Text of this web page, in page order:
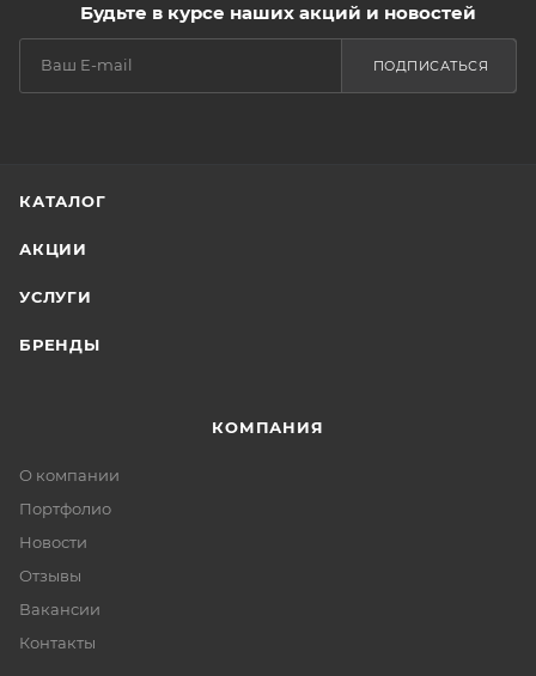
Будьте в курсе наших акций и новостей
ПОДПИСАТЬСЯ
КАТАЛОГ
АКЦИИ
УСЛУГИ
БРЕНДЫ
КОМПАНИЯ
О компании
Портфолио
Новости
Отзывы
Вакансии
Контакты